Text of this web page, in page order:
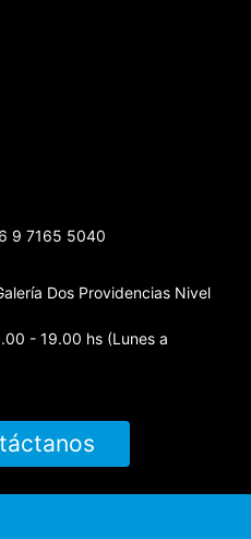
9 7165 5040
Dos Providencias Nivel
- 19.00 hs (Lunes a